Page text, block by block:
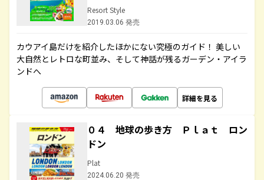
Resort Style
2019.03.06 発売
カウアイ島だけを紹介したほかにない究極のガイド！ 美しい
大自然とレトロな町並み、そして神話が残るガーデン・アイラ
ンドへ
詳細を見る
０４ 地球の歩き方 Ｐｌａｔ ロン
ドン
Plat
2024.06.20 発売